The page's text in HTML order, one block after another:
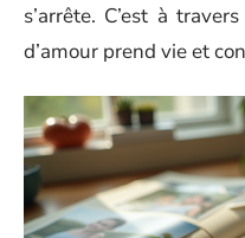
s’arrête. C’est à
d’amour prend vie et